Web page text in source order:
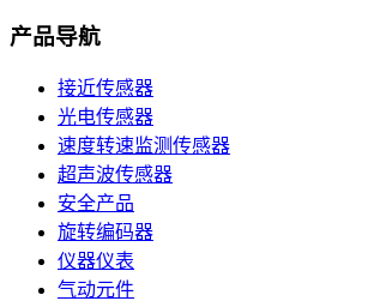
产品导航
接近传感器
光电传感器
速度转速监测传感器
超声波传感器
安全产品
旋转编码器
仪器仪表
气动元件